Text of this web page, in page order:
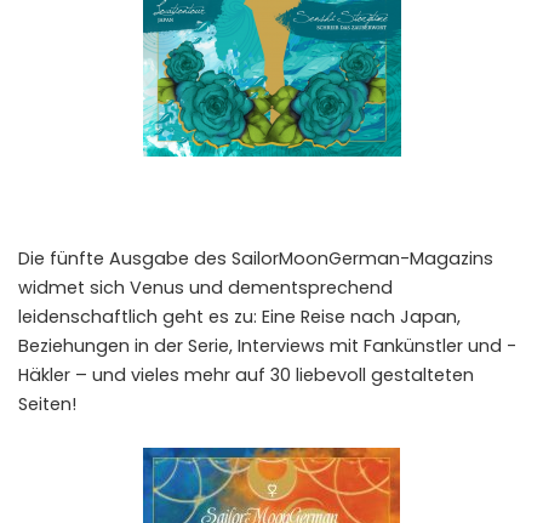
Die fünfte Ausgabe des SailorMoonGerman-Magazins
widmet sich Venus und dementsprechend
leidenschaftlich geht es zu: Eine Reise nach Japan,
Beziehungen in der Serie, Interviews mit Fankünstler und -
Häkler – und vieles mehr auf 30 liebevoll gestalteten
Seiten!